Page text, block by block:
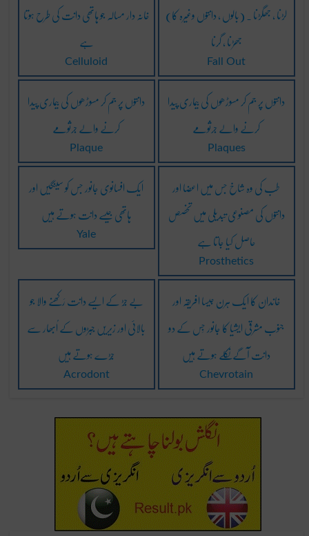
خانہ دار مسالہ جو ہاتھی دانت کی طرح ہوتا
ہے
Celluloid
لڑنا ، جھگڑنا ۔ (بالوں ، دانتوں وغیرہ کا)
جھڑنا ، گرنا
Fall Out
دانتوں پر جم کر مسوڑھوں کی بیماری پیدا
کرنے والے جرثومے
Plaque
دانتوں پر جم کر مسوڑھوں کی بیماری پیدا
کرنے والے جرثومے
Plaques
ایک افسانوی جانور جس کو سینگیں اور
ہاتھی جیسے دانت ہوتے ہیں
Yale
طب کی وہ شاخ جس میں اعضا اور
دانتوں کی مصنوعی تبدیلی میں تخصص
حاصل کیا جاتا ہے
Prosthetics
بے جَڑ کے ایسے دانت رَکھنے والا جو
بالائی اور زیریں جَبڑوں کے اُبھار سے
جُڑے ہوتے ہیں
Acrodont
خاندان کا ایک ہِرن جیسا افریقہ اور
جنوب مشرقی ایشیا کا جانور جِس کے دو
دانت آگے نِکلے ہوتے ہیں
Chevrotain